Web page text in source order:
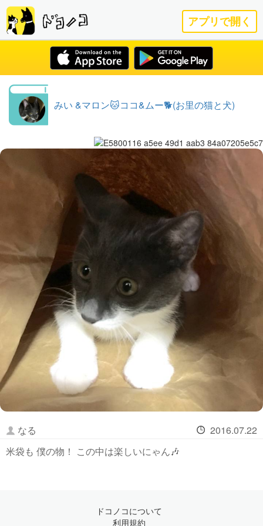
アプリで開く
みい &マロン🐱ココ&ムー🐕(お里の猫と犬)
なる
2016.07.22
米袋も 僕の物！ この中は楽しいにゃん🎶
ドコノコについて
利用規約